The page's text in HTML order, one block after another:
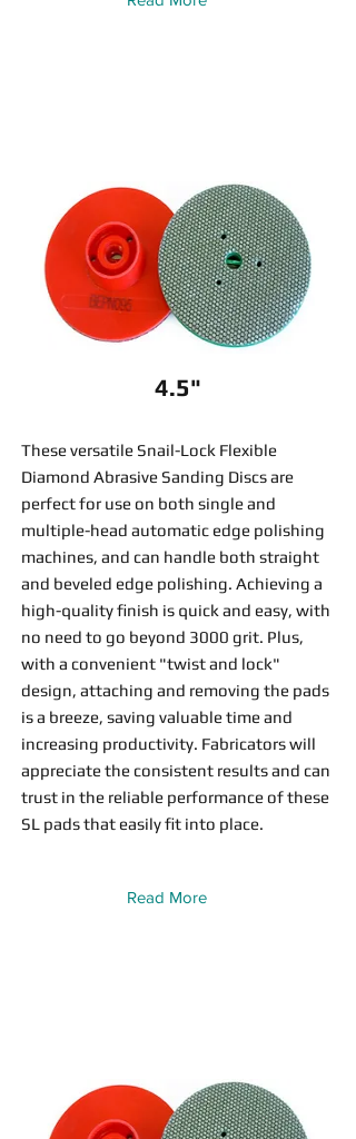
4.5"
These versatile Snail-Lock Flexible
Diamond Abrasive Sanding Discs are
perfect for use on both single and
multiple-head automatic edge polishing
machines, and can handle both straight
and beveled edge polishing. Achieving a
high-quality finish is quick and easy, with
no need to go beyond 3000 grit. Plus,
with a convenient "twist and lock"
design, attaching and removing the pads
is a breeze, saving valuable time and
increasing productivity. Fabricators will
appreciate the consistent results and can
trust in the reliable performance of these
SL pads that easily fit into place.
Read More